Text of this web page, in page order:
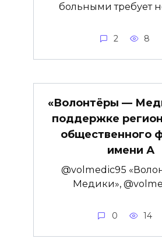
больными требует
2 8
«Волонтёры —
поддержке
общественного
имени А
@volmedic95
Медики»,
0 14